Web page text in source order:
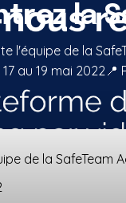
la
l'équipe de la
au 19 mai 2022📍
de la SafeTeam